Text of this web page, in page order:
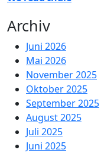
Archiv
Juni 2026
Mai 2026
November 2025
Oktober 2025
September 2025
August 2025
Juli 2025
Juni 2025